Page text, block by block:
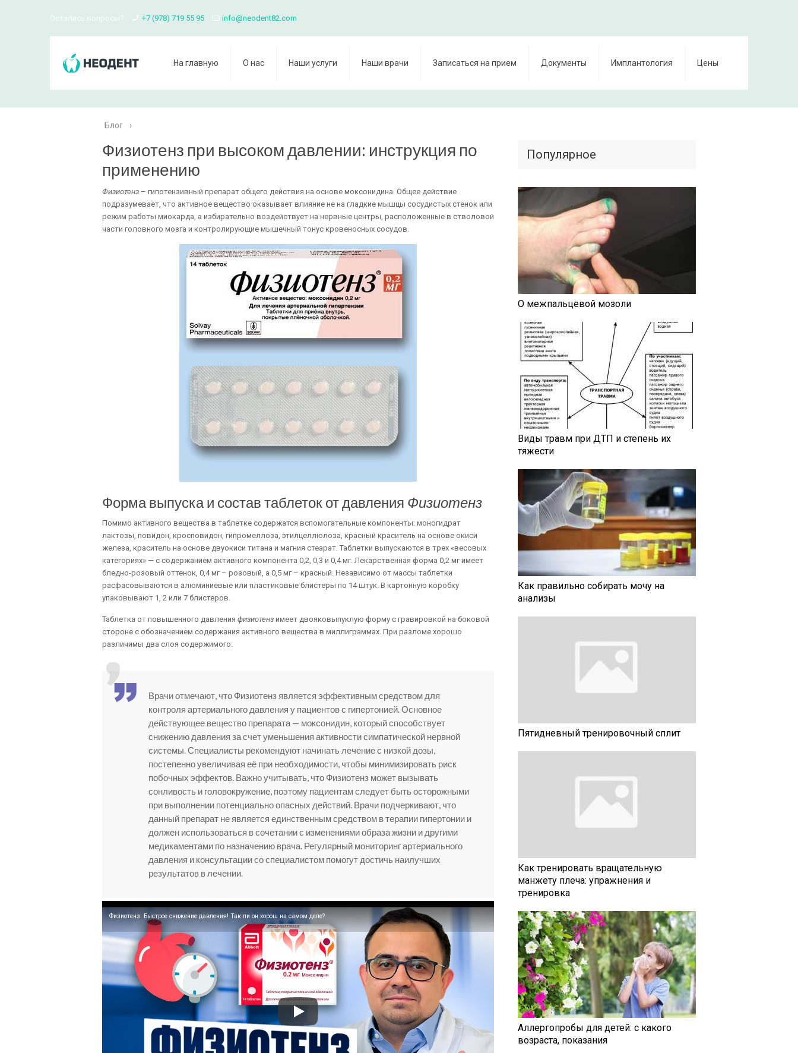
Остались вопросы? +7 (978) 719 55 95 info@neodent82.com
На главную О нас Наши услуги Наши врачи Записаться на прием Документы Имплантология Цены
Блог ›
Физиотенз при высоком давлении: инструкция по
применению
Физиотенз – гипотензивный препарат общего действия на основе моксонидина. Общее действие
подразумевает, что активное вещество оказывает влияние не на гладкие мышцы сосудистых стенок или
режим работы миокарда, а избирательно воздействует на нервные центры, расположенные в стволовой
части головного мозга и контролирующие мышечный тонус кровеносных сосудов.
Форма выпуска и состав таблеток от давления Физиотенз
Помимо активного вещества в таблетке содержатся вспомогательные компоненты: моногидрат
лактозы, повидон, кросповидон, гипромеллоза, этилцеллюлоза, красный краситель на основе окиси
железа, краситель на основе двуокиси титана и магния стеарат. Таблетки выпускаются в трех «весовых
категориях» — с содержанием активного компонента 0,2, 0,3 и 0,4 мг. Лекарственная форма 0,2 мг имеет
бледно-розовый оттенок, 0,4 мг – розовый, а 0,5 мг – красный. Независимо от массы таблетки
расфасовываются в алюминиевые или пластиковые блистеры по 14 штук. В картонную коробку
упаковывают 1, 2 или 7 блистеров.
Таблетка от повышенного давления физиотенз имеет двояковыпуклую форму с гравировкой на боковой
стороне с обозначением содержания активного вещества в миллиграммах. При разломе хорошо
различимы два слоя содержимого.
Врачи отмечают, что Физиотенз является эффективным средством для
контроля артериального давления у пациентов с гипертонией. Основное
действующее вещество препарата — моксонидин, который способствует
снижению давления за счет уменьшения активности симпатической нервной
системы. Специалисты рекомендуют начинать лечение с низкой дозы,
постепенно увеличивая её при необходимости, чтобы минимизировать риск
побочных эффектов. Важно учитывать, что Физиотенз может вызывать
сонливость и головокружение, поэтому пациентам следует быть осторожными
при выполнении потенциально опасных действий. Врачи подчеркивают, что
данный препарат не является единственным средством в терапии гипертонии и
должен использоваться в сочетании с изменениями образа жизни и другими
медикаментами по назначению врача. Регулярный мониторинг артериального
давления и консультации со специалистом помогут достичь наилучших
результатов в лечении.
Физиотенз. Быстрое снижение давления! Так ли он хорош на самом деле?
Популярное
О межпальцевой мозоли
Виды травм при ДТП и степень их
тяжести
Как правильно собирать мочу на
анализы
Пятидневный тренировочный сплит
Как тренировать вращательную
манжету плеча: упражнения и
тренировка
Аллергопробы для детей: с какого
возраста, показания